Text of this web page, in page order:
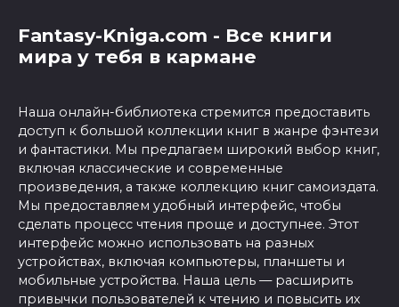
Fantasy-Kniga.com - Все книги
мира у тебя в кармане
Наша онлайн-библиотека стремится предоставить
доступ к большой коллекции книг в жанре фэнтези
и фантастики. Мы предлагаем широкий выбор книг,
включая классические и современные
произведения, а также коллекцию книг самоиздата.
Мы предоставляем удобный интерфейс, чтобы
сделать процесс чтения проще и доступнее. Этот
интерфейс можно использовать на разных
устройствах, включая компьютеры, планшеты и
мобильные устройства. Наша цель — расширить
привычки пользователей к чтению и повысить их